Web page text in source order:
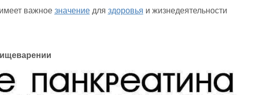
важное значениедля здоровья и жизнедеятельности